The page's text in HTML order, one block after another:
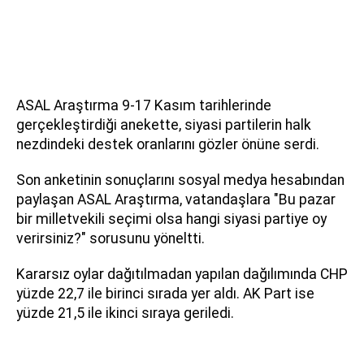
ASAL Araştırma 9-17 Kasım tarihlerinde
gerçekleştirdiği anekette, siyasi partilerin halk
nezdindeki destek oranlarını gözler önüne serdi.
Son anketinin sonuçlarını sosyal medya hesabından
paylaşan ASAL Araştırma, vatandaşlara "Bu pazar
bir milletvekili seçimi olsa hangi siyasi partiye oy
verirsiniz?" sorusunu yöneltti.
Kararsız oylar dağıtılmadan yapılan dağılımında CHP
yüzde 22,7 ile birinci sırada yer aldı. AK Part ise
yüzde 21,5 ile ikinci sıraya geriledi.